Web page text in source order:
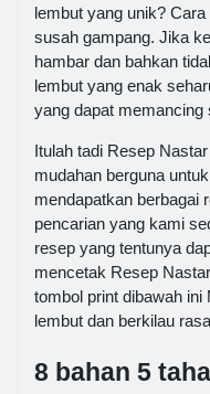
lembut yang unik?
susah gampang. Jika
hambar dan bahkan
lembut yang enak
yang dapat memancing
Itulah tadi Resep
mudahan berguna
mendapatkan berbagai
pencarian yang kami
resep yang tentunya
mencetak Resep
tombol print dibawah
lembut dan berkilau
8 bahan 5